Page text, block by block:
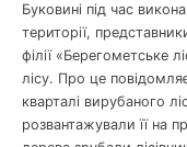
Буковині під час
території,
філії «Берегометське
лісу. Про це
кварталі вирубаного
розвантажували її на